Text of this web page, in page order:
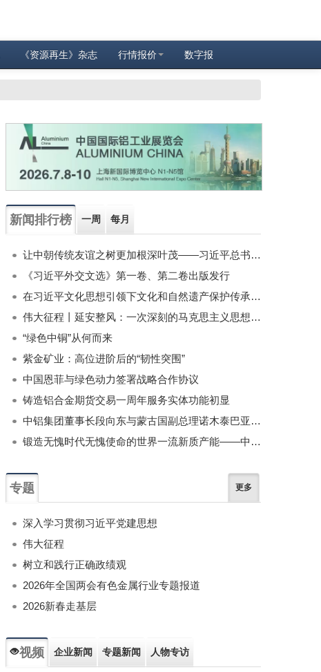
《资源再生》杂志 行情报价 数字报
新闻排行榜 一周 每月
让中朝传统友谊之树更加根深叶茂——习近平总书记对朝鲜进行国事访问纪实
《习近平外交文选》第一卷、第二卷出版发行
在习近平文化思想引领下文化和自然遗产保护传承利用工作开创新局面
伟大征程丨延安整风：一次深刻的马克思主义思想教育运动
“绿色中铜”从何而来
紫金矿业：高位进阶后的“韧性突围”
中国恩菲与绿色动力签署战略合作协议
铸造铝合金期货交易一周年服务实体功能初显
中铝集团董事长段向东与蒙古国副总理诺木泰巴亚尔举行会谈
锻造无愧时代无愧使命的世界一流新质产能——中国有色金属工业的战略应对与破局之道（二）
专题 更多
深入学习贯彻习近平党建思想
伟大征程
树立和践行正确政绩观
2026年全国两会有色金属行业专题报道
2026新春走基层
视频 企业新闻 专题新闻 人物专访